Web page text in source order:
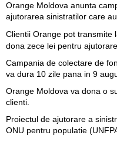
Orange Moldova anunta
ajutorarea sinistratilor care
Clientii Orange pot transmite
dona zece lei pentru
Campania de colectare de
va dura 10 zile pana in 9
Orange Moldova va dona o
clienti.
Proiectul de ajutorare a
ONU pentru populatie